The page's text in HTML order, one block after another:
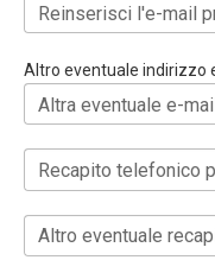
Reinserisci l'e-mail
Altro eventuale indirizzo
Altra eventuale e-
Recapito telefonico
Altro eventuale